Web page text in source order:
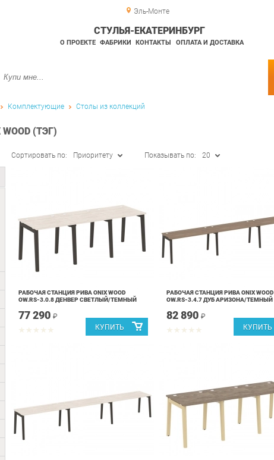
Эль-Монте
СТУЛЬЯ-ЕКАТЕРИНБУРГ
О ПРОЕКТЕ ФАБРИКИ КОНТАКТЫ ОПЛАТА И ДОСТАВКА
Комплектующие Столы из коллекций
(ТЭГ)
Сортировать по: Приоритету Показывать по: 20
РАБОЧАЯ СТАНЦИЯ РИВА ONIX WOOD
OW.RS-3.0.8 ДЕНВЕР СВЕТЛЫЙ/ТЕМНЫЙ
77 290 ₽
РАБОЧАЯ СТАНЦИЯ РИВА ONIX WOOD
OW.RS-3.4.7 ДУБ АРИЗОНА/ТЕМНЫЙ
82 890 ₽